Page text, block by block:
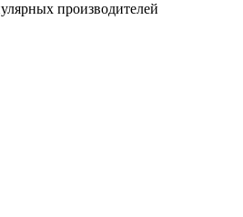
производителей